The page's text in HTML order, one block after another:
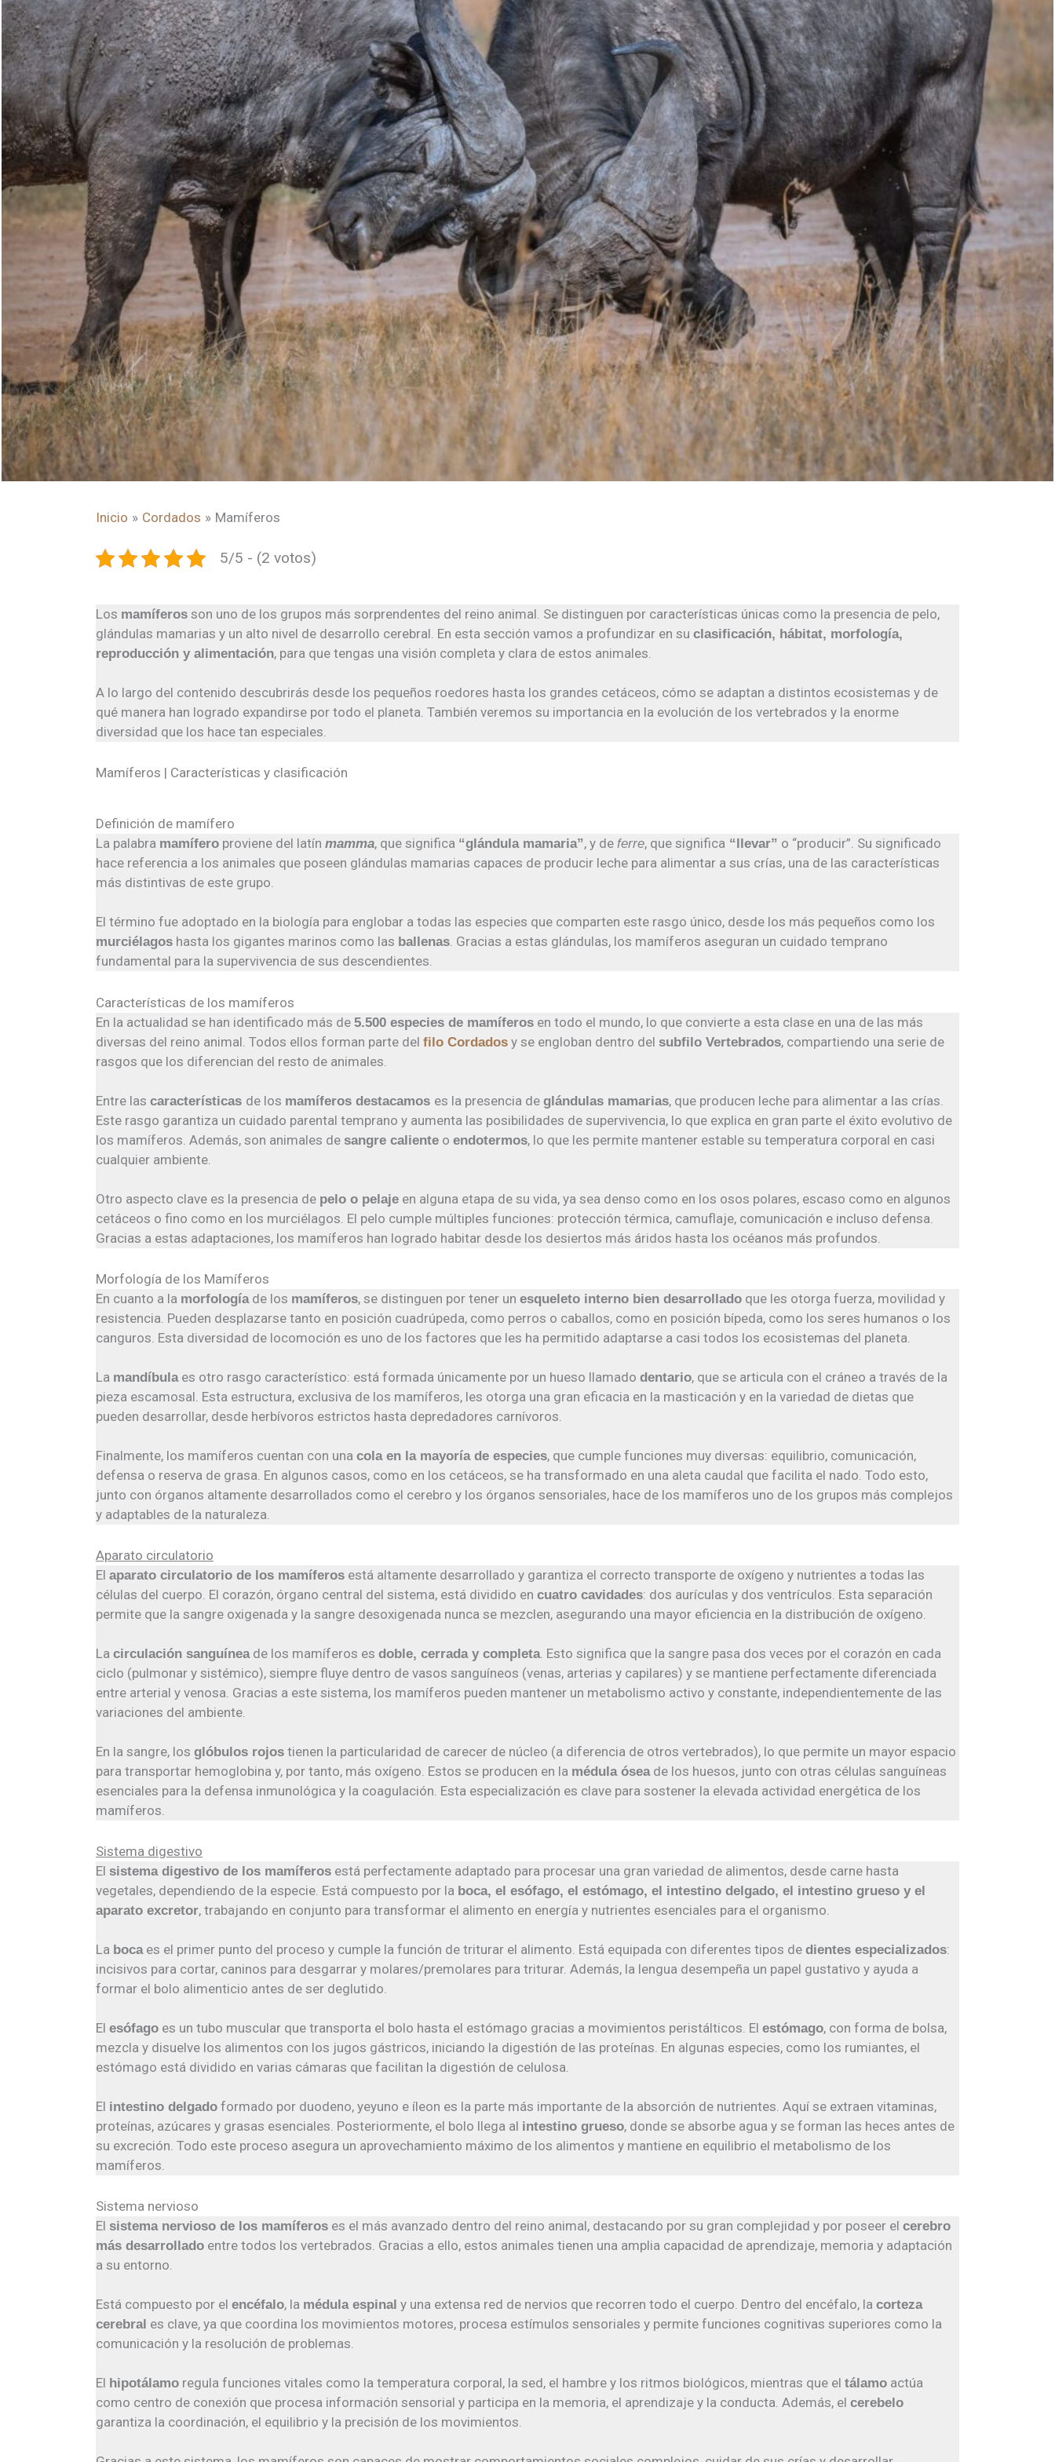
Inicio Cordados Mamíferos
5/5 - (2 votos)
Los mamíferos son uno de los grupos más sorprendentes del reino animal. Se distinguen por características únicas como la presencia de pelo,
glándulas mamarias y un alto nivel de desarrollo cerebral. En esta sección vamos a profundizar en su clasificación, hábitat, morfología,
reproducción y alimentación, para que tengas una visión completa y clara de estos animales.
A lo largo del contenido descubrirás desde los pequeños roedores hasta los grandes cetáceos, cómo se adaptan a distintos ecosistemas y de
qué manera han logrado expandirse por todo el planeta. También veremos su importancia en la evolución de los vertebrados y la enorme
diversidad que los hace tan especiales.
Mamíferos | Características y clasificación
Definición de mamífero
La palabra mamífero proviene del latín mamma, que significa “glándula mamaria”, y de ferre, que significa “llevar” o “producir”. Su significado
hace referencia a los animales que poseen glándulas mamarias capaces de producir leche para alimentar a sus crías, una de las características
más distintivas de este grupo.
El término fue adoptado en la biología para englobar a todas las especies que comparten este rasgo único, desde los más pequeños como los
murciélagos hasta los gigantes marinos como las ballenas. Gracias a estas glándulas, los mamíferos aseguran un cuidado temprano
fundamental para la supervivencia de sus descendientes.
Características de los mamíferos
En la actualidad se han identificado más de 5.500 especies de mamíferos en todo el mundo, lo que convierte a esta clase en una de las más
diversas del reino animal. Todos ellos forman parte del filo Cordados y se engloban dentro del subfilo Vertebrados, compartiendo una serie de
rasgos que los diferencian del resto de animales.
Entre las características de los mamíferos destacamos es la presencia de glándulas mamarias, que producen leche para alimentar a las crías.
Este rasgo garantiza un cuidado parental temprano y aumenta las posibilidades de supervivencia, lo que explica en gran parte el éxito evolutivo de
los mamíferos. Además, son animales de sangre caliente o endotermos, lo que les permite mantener estable su temperatura corporal en casi
cualquier ambiente.
Otro aspecto clave es la presencia de pelo o pelaje en alguna etapa de su vida, ya sea denso como en los osos polares, escaso como en algunos
cetáceos o fino como en los murciélagos. El pelo cumple múltiples funciones: protección térmica, camuflaje, comunicación e incluso defensa.
Gracias a estas adaptaciones, los mamíferos han logrado habitar desde los desiertos más áridos hasta los océanos más profundos.
Morfología de los Mamíferos
En cuanto a la morfologíade los mamíferos, se distinguen por tener un esqueleto interno bien desarrollado que les otorga fuerza, movilidad y
resistencia. Pueden desplazarse tanto en posición cuadrúpeda, como perros o caballos, como en posición bípeda, como los seres humanos o los
canguros. Esta diversidad de locomoción es uno de los factores que les ha permitido adaptarse a casi todos los ecosistemas del planeta.
La mandíbulaes otro rasgo característico: está formada únicamente por un hueso llamado dentario, que se articula con el cráneo a través de la
pieza escamosal. Esta estructura, exclusiva de los mamíferos, les otorga una gran eficacia en la masticación y en la variedad de dietas que
pueden desarrollar, desde herbívoros estrictos hasta depredadores carnívoros.
Finalmente, los mamíferos cuentan con una cola en la mayoría de especies, que cumple funciones muy diversas: equilibrio, comunicación,
defensa o reserva de grasa. En algunos casos, como en los cetáceos, se ha transformado en una aleta caudal que facilita el nado. Todo esto,
junto con órganos altamente desarrollados como el cerebro y los órganos sensoriales, hace de los mamíferos uno de los grupos más complejos
y adaptables de la naturaleza.
Aparato circulatorio
El aparato circulatorio de los mamíferos está altamente desarrollado y garantiza el correcto transporte de oxígeno y nutrientes a todas las
células del cuerpo. El corazón, órgano central del sistema, está dividido en cuatro cavidades: dos aurículas y dos ventrículos. Esta separación
permite que la sangre oxigenada y la sangre desoxigenada nunca se mezclen, asegurando una mayor eficiencia en la distribución de oxígeno.
La circulación sanguíneade los mamíferos es doble, cerrada y completa. Esto significa que la sangre pasa dos veces por el corazón en cada
ciclo (pulmonar y sistémico), siempre fluye dentro de vasos sanguíneos (venas, arterias y capilares) y se mantiene perfectamente diferenciada
entre arterial y venosa. Gracias a este sistema, los mamíferos pueden mantener un metabolismo activo y constante, independientemente de las
variaciones del ambiente.
En la sangre, los glóbulos rojos tienen la particularidad de carecer de núcleo (a diferencia de otros vertebrados), lo que permite un mayor espacio
para transportar hemoglobina y, por tanto, más oxígeno. Estos se producen en la médula óseade los huesos, junto con otras células sanguíneas
esenciales para la defensa inmunológica y la coagulación. Esta especialización es clave para sostener la elevada actividad energética de los
mamíferos.
Sistema digestivo
El sistema digestivo de los mamíferos está perfectamente adaptado para procesar una gran variedad de alimentos, desde carne hasta
vegetales, dependiendo de la especie. Está compuesto por la boca, el esófago, el estómago, el intestino delgado, el intestino grueso y el
aparato excretor, trabajando en conjunto para transformar el alimento en energía y nutrientes esenciales para el organismo.
La bocaes el primer punto del proceso y cumple la función de triturar el alimento. Está equipada con diferentes tipos de dientes especializados:
incisivos para cortar, caninos para desgarrar y molares/premolares para triturar. Además, la lengua desempeña un papel gustativo y ayuda a
formar el bolo alimenticio antes de ser deglutido.
El esófago es un tubo muscular que transporta el bolo hasta el estómago gracias a movimientos peristálticos. El estómago, con forma de bolsa,
mezcla y disuelve los alimentos con los jugos gástricos, iniciando la digestión de las proteínas. En algunas especies, como los rumiantes, el
estómago está dividido en varias cámaras que facilitan la digestión de celulosa.
El intestino delgado formado por duodeno, yeyuno e íleon es la parte más importante de la absorción de nutrientes. Aquí se extraen vitaminas,
proteínas, azúcares y grasas esenciales. Posteriormente, el bolo llega al intestino grueso, donde se absorbe agua y se forman las heces antes de
su excreción. Todo este proceso asegura un aprovechamiento máximo de los alimentos y mantiene en equilibrio el metabolismo de los
mamíferos.
Sistema nervioso
El sistema nervioso de los mamíferos es el más avanzado dentro del reino animal, destacando por su gran complejidad y por poseer el cerebro
más desarrollado entre todos los vertebrados. Gracias a ello, estos animales tienen una amplia capacidad de aprendizaje, memoria y adaptación
a su entorno.
Está compuesto por el encéfalo, la médula espinal y una extensa red de nervios que recorren todo el cuerpo. Dentro del encéfalo, la corteza
cerebral es clave, ya que coordina los movimientos motores, procesa estímulos sensoriales y permite funciones cognitivas superiores como la
comunicación y la resolución de problemas.
El hipotálamo regula funciones vitales como la temperatura corporal, la sed, el hambre y los ritmos biológicos, mientras que el tálamo actúa
como centro de conexión que procesa información sensorial y participa en la memoria, el aprendizaje y la conducta. Además, el cerebelo
garantiza la coordinación, el equilibrio y la precisión de los movimientos.